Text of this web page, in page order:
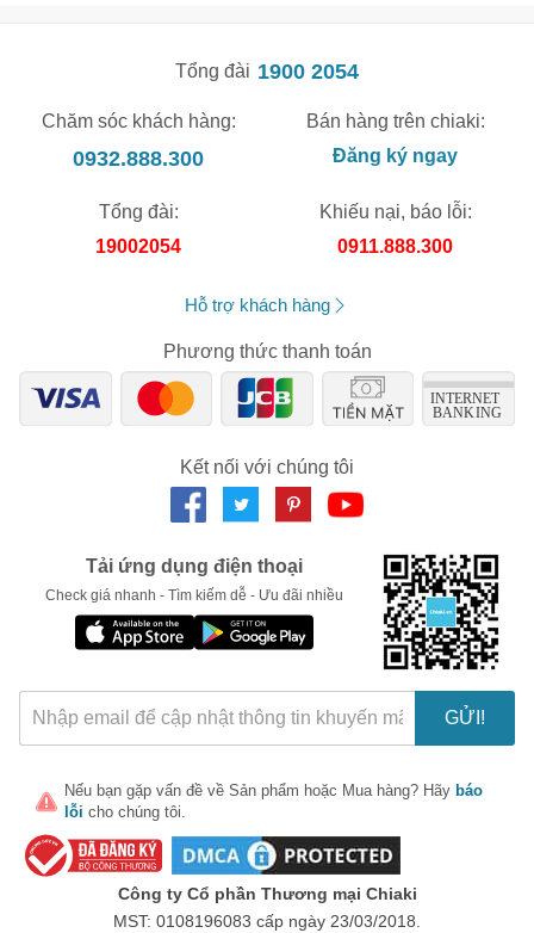
Tổng đài 1900 2054
Chăm sóc khách hàng:
0932.888.300
Bán hàng trên chiaki:
Đăng ký ngay
Tổng đài:
19002054
Khiếu nại, báo lỗi:
0911.888.300
Hỗ trợ khách hàng
Phương thức thanh toán
Kết nối với chúng tôi
Tải ứng dụng điện thoại
Check giá nhanh - Tìm kiếm dễ - Ưu đãi nhiều
GỬI!
Nếu bạn gặp vấn đề về Sản phẩm hoặc Mua hàng? Hãy báo
lỗi cho chúng tôi.
Công ty Cổ phần Thương mại Chiaki
MST: 0108196083 cấp ngày 23/03/2018.
🎁 Đừng Bỏ Lỡ! 🎁
cho bất kỳ đơn hàng nào.
XXX-XXXX
Áp dụng cho đơn hàng từ: 0
Chỉ áp dụng cho gian hàng:
LẤY MÃ NGAY